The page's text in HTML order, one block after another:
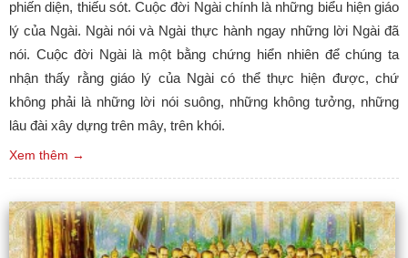
phiến diện, thiếu sót. Cuộc đời Ngài chính là những biểu hiện giáo
lý của Ngài. Ngài nói và Ngài thực hành ngay những lời Ngài đã
nói. Cuộc đời Ngài là một bằng chứng hiển nhiên để chúng ta
nhận thấy rằng giáo lý của Ngài có thể thực hiện được, chứ
không phải là những lời nói suông, những không tưởng, những
lâu đài xây dựng trên mây, trên khói.
Xem thêm →